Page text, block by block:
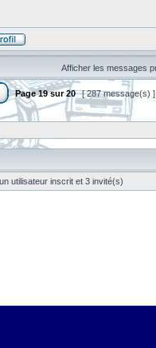
Afficher les messages
Page19sur20 [ 287 message(s)
utilisateur inscrit et 3 invité(s)